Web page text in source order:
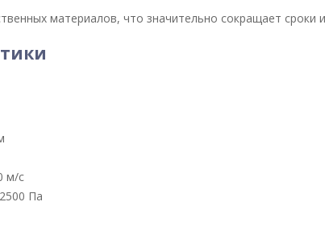
материалов, что значительно сокращает сроки
м/с
Па